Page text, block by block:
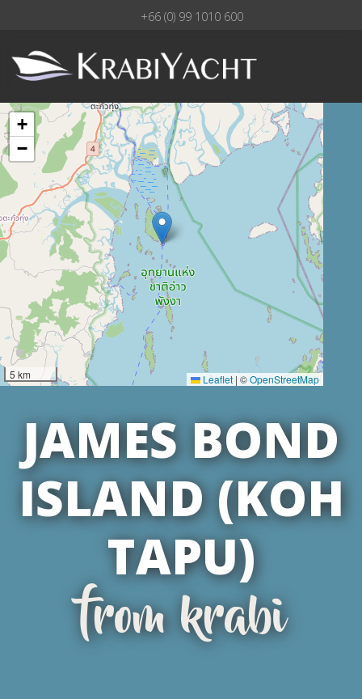
+66 (0) 99 1010 600
+
−
5 km Leaflet | ©OpenStreetMap
JAMES BOND
ISLAND (KOH
TAPU)
from krabi